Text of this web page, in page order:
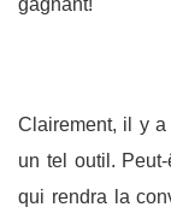
gagnant!
Clairement, il y
un tel outil.
qui rendra la